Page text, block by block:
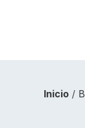
Inicio/